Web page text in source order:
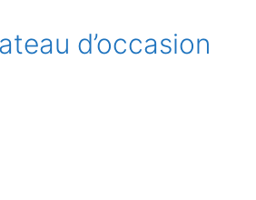
d’occasion